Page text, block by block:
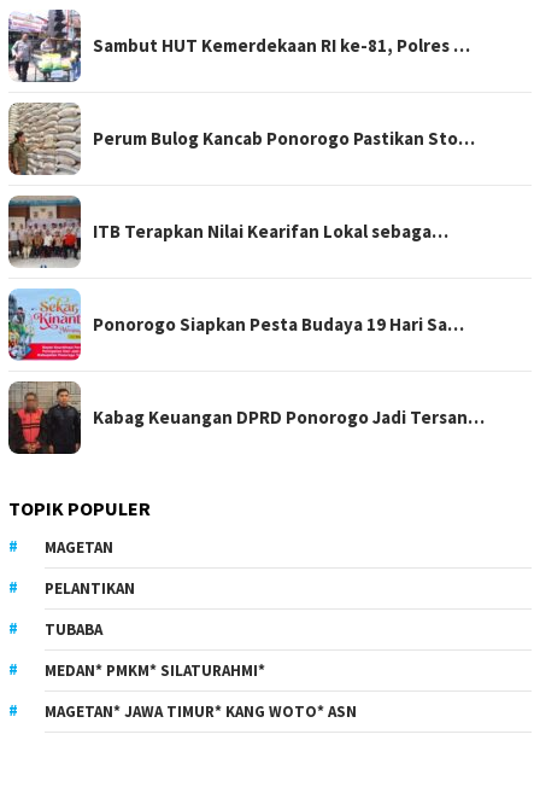
Sambut HUT Kemerdekaan RI ke-81, Polres …
Perum Bulog Kancab Ponorogo Pastikan Sto…
ITB Terapkan Nilai Kearifan Lokal sebaga…
Ponorogo Siapkan Pesta Budaya 19 Hari Sa…
Kabag Keuangan DPRD Ponorogo Jadi Tersan…
TOPIK POPULER
MAGETAN
PELANTIKAN
TUBABA
MEDAN* PMKM* SILATURAHMI*
MAGETAN* JAWA TIMUR* KANG WOTO* ASN